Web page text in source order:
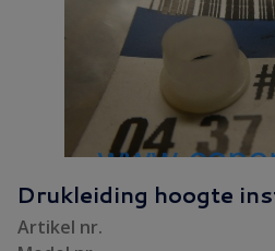
Drukleiding hoogte
Artikel nr.